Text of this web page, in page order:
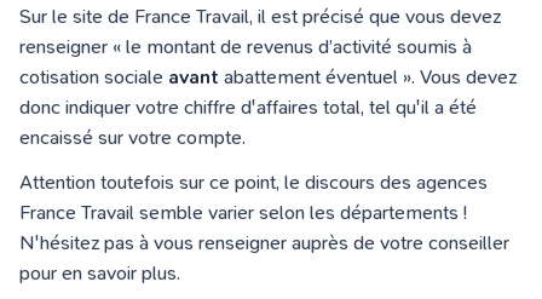
Sur le site de France Travail, il est précisé que vous devez
renseigner « le montant de revenus d’activité soumis à
cotisation sociale avant abattement éventuel ». Vous devez
donc indiquer votre chiffre d'affaires total, tel qu'il a été
encaissé sur votre compte.
Attention toutefois sur ce point, le discours des agences
France Travail semble varier selon les départements !
N'hésitez pas à vous renseigner auprès de votre conseiller
pour en savoir plus.